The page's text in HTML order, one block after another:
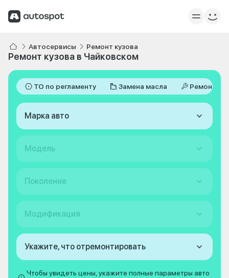
Автосервисы Ремонт кузова
Ремонт кузова в Чайковском
ТО по регламенту Замена масла Ремонт
Марка авто
Модель
Поколение
Модификация
Укажите, что отремонтировать
Чтобы увидеть цены, укажите полные параметры авто